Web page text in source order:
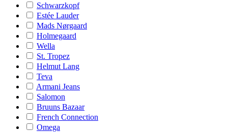
Schwarzkopf
Estée Lauder
Mads Nørgaard
Holmegaard
Wella
St. Tropez
Helmut Lang
Teva
Armani Jeans
Salomon
Bruuns Bazaar
French Connection
Omega